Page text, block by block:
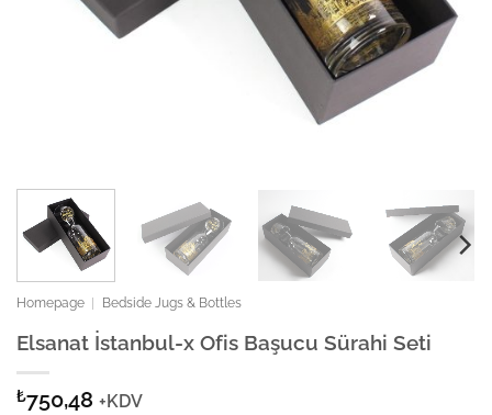
Homepage Bedside Jugs & Bottles
Elsanat İstanbul-x Ofis Başucu Sürahi Seti
₺750,48 +KDV